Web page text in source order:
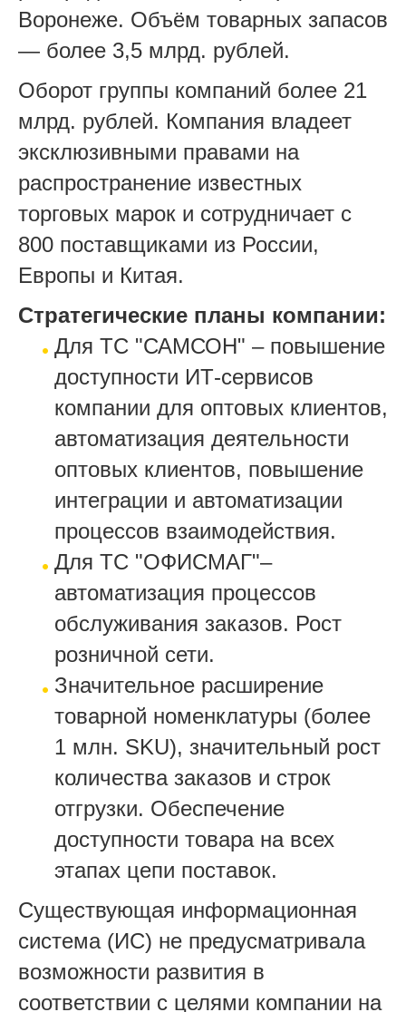
Воронеже. Объём товарных запасов
— более 3,5 млрд. рублей.
Оборот группы компаний более 21
млрд. рублей. Компания владеет
эксклюзивными правами на
распространение известных
торговых марок и сотрудничает с
800 поставщиками из России,
Европы и Китая.
Стратегические планы компании:
Для ТС "САМСОН" – повышение
доступности ИТ-сервисов
компании для оптовых клиентов,
автоматизация деятельности
оптовых клиентов, повышение
интеграции и автоматизации
процессов взаимодействия.
Для ТС "ОФИСМАГ"–
автоматизация процессов
обслуживания заказов. Рост
розничной сети.
Значительное расширение
товарной номенклатуры (более
1 млн. SKU), значительный рост
количества заказов и строк
отгрузки. Обеспечение
доступности товара на всех
этапах цепи поставок.
Существующая информационная
система (ИС) не предусматривала
возможности развития в
соответствии с целями компании на